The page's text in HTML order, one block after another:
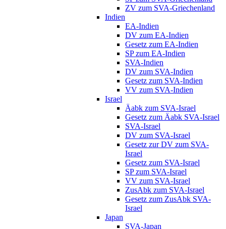
ZV zum SVA-Griechenland
Indien
EA-Indien
DV zum EA-Indien
Gesetz zum EA-Indien
SP zum EA-Indien
SVA-Indien
DV zum SVA-Indien
Gesetz zum SVA-Indien
VV zum SVA-Indien
Israel
Äabk zum SVA-Israel
Gesetz zum Äabk SVA-Israel
SVA-Israel
DV zum SVA-Israel
Gesetz zur DV zum SVA-
Israel
Gesetz zum SVA-Israel
SP zum SVA-Israel
VV zum SVA-Israel
ZusAbk zum SVA-Israel
Gesetz zum ZusAbk SVA-
Israel
Japan
SVA-Japan